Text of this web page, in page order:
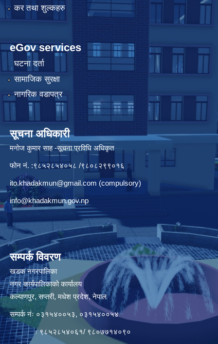
कर तथा शुल्कहरु
eGov services
घटना दर्ता
सामाजिक सुरक्षा
नागरिक वडापत्र
सूचना अधिकारी
मनाेज कुमार साह -सूचना प्रविधि अधिकृत
फोन नं. :९८५२८५४०५८ /९८०८२९९०१६
ito.khadakmun@gmail.com (compulsory)
info@khadakmun.gov.np
सम्पर्क विवरण
खडक नगरपालिका
नगर कार्यपालिकाको कार्यालय
कल्याणपुर, सप्तरी, मधेश प्रदेश, नेपाल
सम्पर्क नंः ०३१५४००५३, ०३१५४००५४
ः ९८५२८५४०६१/ ९८०७७१४०९०